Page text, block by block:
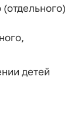
детей